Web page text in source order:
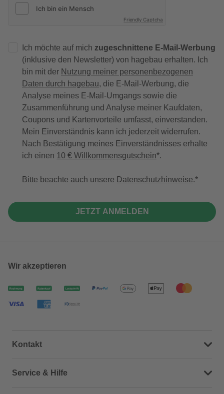
Friendly Captcha
Ich möchte auf mich zugeschnittene E-Mail-Werbung
(inklusive den Newsletter) von hagebau erhalten. Ich
bin mit der Nutzung meiner personenbezogenen
Daten durch hagebau, die E-Mail-Werbung, die
Analyse meines E-Mail-Umgangs sowie die
Zusammenführung und Analyse meiner Kaufdaten,
Coupons und Kartenvorteile umfasst, einverstanden.
Mein Einverständnis kann ich jederzeit widerrufen.
Nach Bestätigung meines Einverständnisses erhalte
ich einen 10 € Willkommensgutschein*.
Bitte beachte auch unsere Datenschutzhinweise.
JETZT ANMELDEN
Wir akzeptieren
Kontakt
Dein Kontakt zu uns
Service & Hilfe